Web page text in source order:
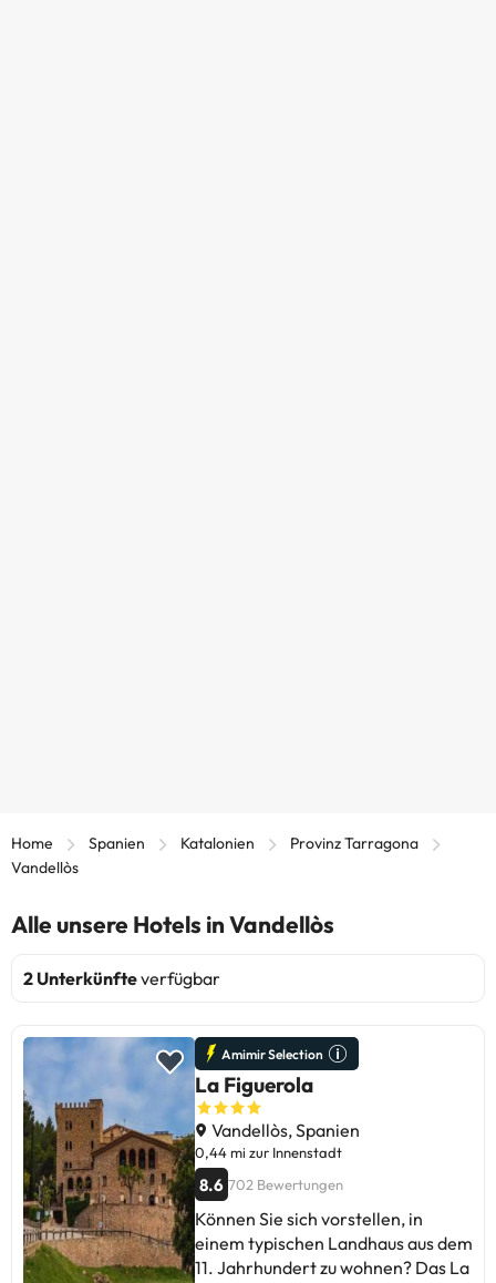
Home Spanien Katalonien
Provinz Tarragona
Vandellòs
Alle unsere Hotels in Vandellòs
2 Unterkünfteverfügbar
Amimir Selection
La Figuerola
Vandellòs, Spanien
0,44 mi zur Innenstadt
8.6 702 Bewertungen
Können Sie sich vorstellen, in
einem typischen Landhaus aus dem
11. Jahrhundert zu wohnen? Das La